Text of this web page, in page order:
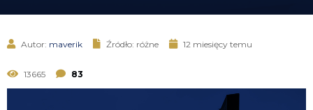
Autor: maverik Źródło: różne 12 miesięcy temu
13665 83